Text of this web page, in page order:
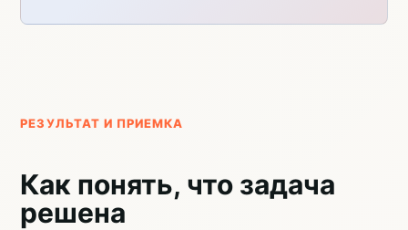
РЕЗУЛЬТАТ И ПРИЕМКА
Как понять, что задача
решена